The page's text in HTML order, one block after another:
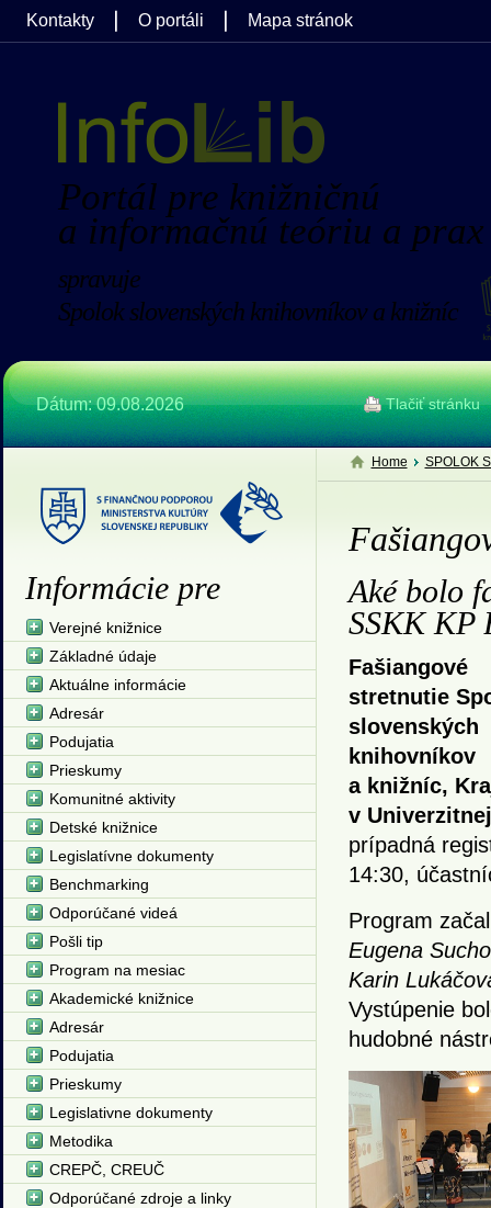
Portál pre knižničnú
a informačnú teóriu a prax
spravuje
Spolok slovenských knihovníkov a knižníc
Dátum: 09.08.2026 Tlačiť stránku
Kontakty O portáli Mapa stránok
Home SPOLOK
Aké bolo
SSKK KP
Fašiangové
stretnutie
slovenských
knihovníkov
a knižníc,
v
prípadná
14:30,
Program
Eugena
Karin
Vystúpenie
hudobné
Informácie pre
Verejné knižnice
Základné údaje
Aktuálne informácie
Adresár
Podujatia
Prieskumy
Komunitné aktivity
Detské knižnice
Legislatívne dokumenty
Benchmarking
Odporúčané videá
Pošli tip
Program na mesiac
Akademické knižnice
Adresár
Podujatia
Prieskumy
Legislativne dokumenty
Metodika
CREPČ, CREUČ
Odporúčané zdroje a linky